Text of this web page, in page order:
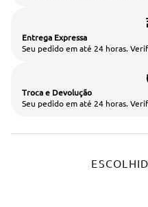
Entrega Expressa
Seu pedido em até 24 horas.
Troca e Devolução
Seu pedido em até 24 horas.